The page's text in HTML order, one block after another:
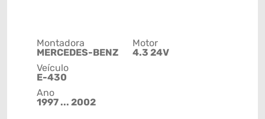
Montadora
MERCEDES-BENZ
Veículo
E-430
Ano
1997 ... 2002
Motor
4.3 24V